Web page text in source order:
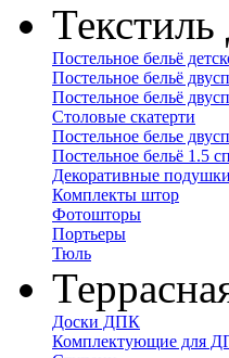
Постельное бельё
Постельное бельё
Постельное бельё
Столовые скатерти
Постельное белье
Постельное бельё 1.5
Декоративные подушки
Комплекты штор
Фотошторы
Портьеры
Тюль
Доски ДПК
Комплектующие для